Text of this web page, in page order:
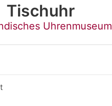
Tischuhr
Uhrenmuseum